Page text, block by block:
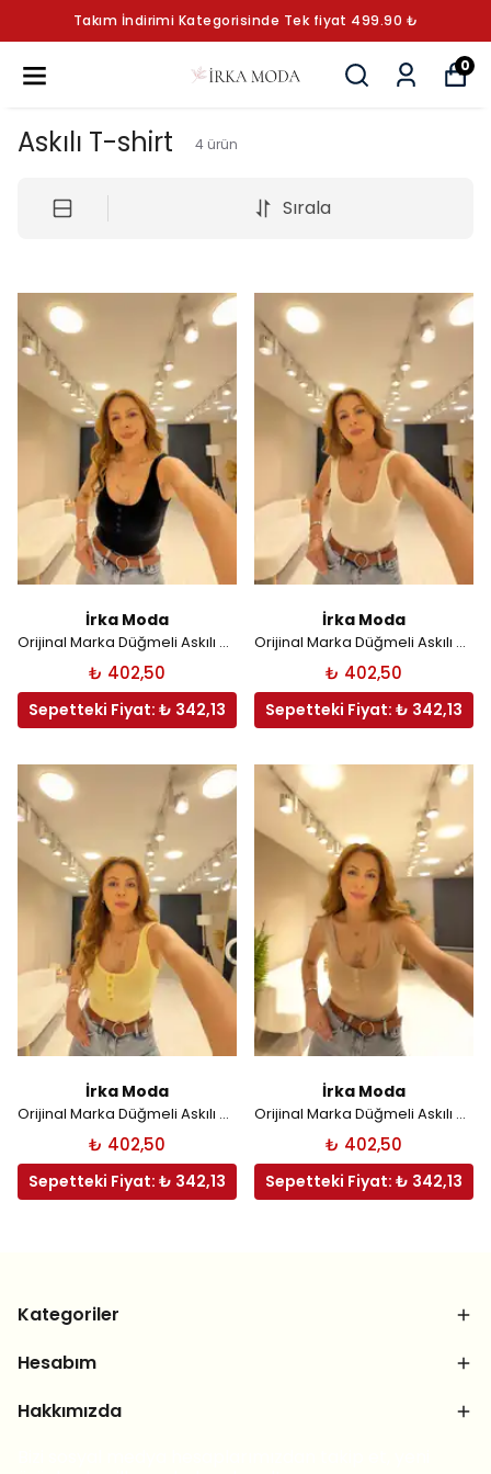
Takım İndirimi Kategorisinde Tek fiyat 499.90 ₺
0
Askılı T-shirt 4 ürün
Sırala
İrka Moda
Orijinal Marka Düğmeli Askılı Atlet - Siyah
₺ 402,50
Sepetteki Fiyat: ₺ 342,13
İrka Moda
Orijinal Marka Düğmeli Askılı Atlet - Beyaz
₺ 402,50
Sepetteki Fiyat: ₺ 342,13
İrka Moda
Orijinal Marka Düğmeli Askılı Atlet - Sarı
₺ 402,50
Sepetteki Fiyat: ₺ 342,13
İrka Moda
Orijinal Marka Düğmeli Askılı Atlet - Bej
₺ 402,50
Sepetteki Fiyat: ₺ 342,13
Kategoriler
Hesabım
Hakkımızda